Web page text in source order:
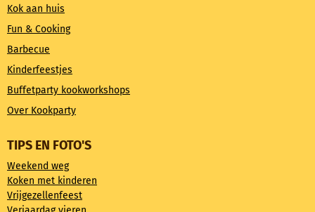
Kok aan huis
Fun & Cooking
Barbecue
Kinderfeestjes
Buffetparty kookworkshops
Over Kookparty
TIPS EN FOTO'S
Weekend weg
Koken met kinderen
Vrijgezellenfeest